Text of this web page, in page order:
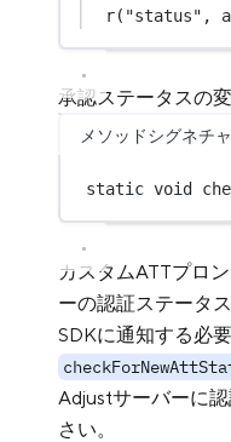
r( "status" ,
承認ステータスの
メソッドシグネチ
static void
カスタムATTプロ
ーの認証ステータ
SDKに通知する必
Adjustサーバーに
さい。